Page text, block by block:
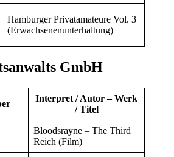
Hamburger Privatamateure Vol. 3
(Erwachsenenunterhaltung)
GmbH
Interpret / Autor – Werk
/ Titel
Bloodsrayne – The Third
Reich (Film)